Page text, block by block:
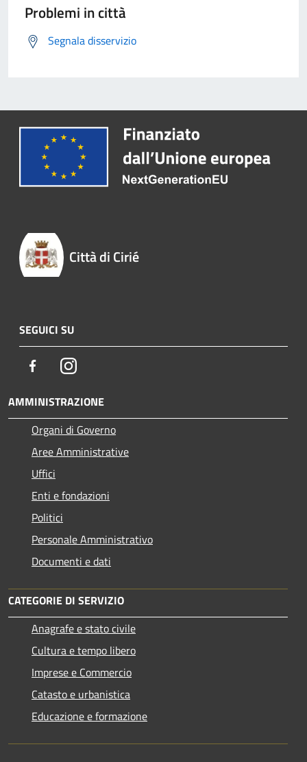
Problemi in città
Segnala disservizio
Città di Cirié
SEGUICI SU
FacebookInstagram
AMMINISTRAZIONE
Organi di Governo
Aree Amministrative
Uffici
Enti e fondazioni
Politici
Personale Amministrativo
Documenti e dati
CATEGORIE DI SERVIZIO
Anagrafe e stato civile
Cultura e tempo libero
Imprese e Commercio
Catasto e urbanistica
Educazione e formazione